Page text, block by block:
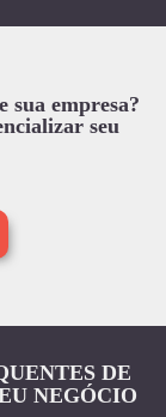
sua empresa?
seu
DE
NEGÓCIO